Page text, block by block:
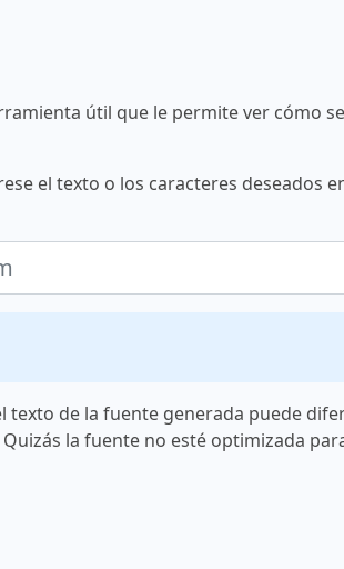
útil que le permite ver cómo
el texto o los caracteres deseados
texto de la fuente generada puede
la fuente no esté optimizada